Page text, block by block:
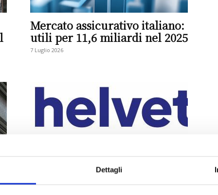
Dettagli
Mercato assicurativo italiano:
utili per 11,6 miliardi nel 2025
7 Luglio 2026
la previdenza professionale